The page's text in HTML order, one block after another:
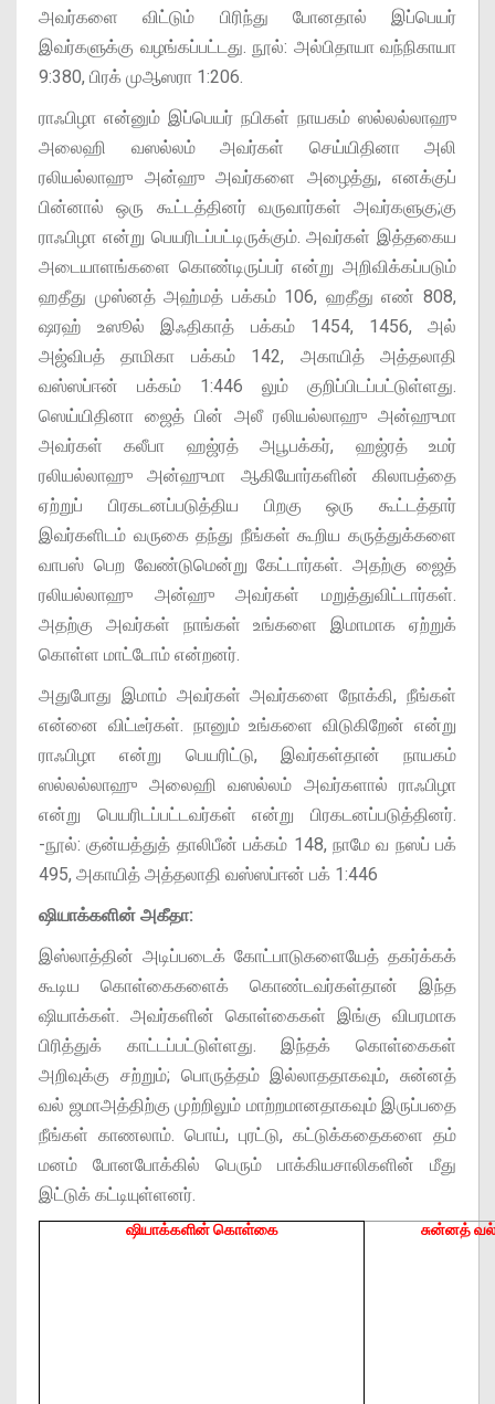
அவர்களை விட்டும் பிரிந்து போனதால் இப்பெயர்
இவர்களுக்கு வழங்கப்பட்டது. நூல்: அல்பிதாயா வந்நிகாயா
9:380, பிரக் முஆஸரா 1:206.
ராஃபிழா என்னும் இப்பெயர் நபிகள் நாயகம் ஸல்லல்லாஹு
அலைஹி வஸல்லம் அவர்கள் செய்யிதினா அலி
ரலியல்லாஹு அன்ஹு அவர்களை அழைத்து, எனக்குப்
பின்னால் ஒரு கூட்டத்தினர் வருவார்கள் அவர்களுகு;கு
ராஃபிழா என்று பெயரிடப்பட்டிருக்கும். அவர்கள் இத்தகைய
அடையாளங்களை கொண்டிருப்பர் என்று அறிவிக்கப்படும்
ஹதீது முஸ்னத் அஹ்மத் பக்கம் 106, ஹதீது எண் 808,
ஷரஹ் உஸூல் இஃதிகாத் பக்கம் 1454, 1456, அல்
அஜ்விபத் தாமிகா பக்கம் 142, அகாயித் அத்தலாதி
வஸ்ஸப்ஈன் பக்கம் 1:446 லும் குறிப்பிடப்பட்டுள்ளது.
ஸெய்யிதினா ஜைத் பின் அலீ ரலியல்லாஹு அன்ஹுமா
அவர்கள் கலீபா ஹஜ்ரத் அபூபக்கர், ஹஜ்ரத் உமர்
ரலியல்லாஹு அன்ஹுமா ஆகியோர்களின் கிலாபத்தை
ஏற்றுப் பிரகடனப்படுத்திய பிறகு ஒரு கூட்டத்தார்
இவர்களிடம் வருகை தந்து நீங்கள் கூறிய கருத்துக்களை
வாபஸ் பெற வேண்டுமென்று கேட்டார்கள். அதற்கு ஜைத்
ரலியல்லாஹு அன்ஹு அவர்கள் மறுத்துவிட்டார்கள்.
அதற்கு அவர்கள் நாங்கள் உங்களை இமாமாக ஏற்றுக்
கொள்ள மாட்டோம் என்றனர்.
அதுபோது இமாம் அவர்கள் அவர்களை நோக்கி, நீங்கள்
என்னை விட்டீர்கள். நானும் உங்களை விடுகிறேன் என்று
ராஃபிழா என்று பெயரிட்டு, இவர்கள்தான் நாயகம்
ஸல்லல்லாஹு அலைஹி வஸல்லம் அவர்களால் ராஃபிழா
என்று பெயரிடப்பட்டவர்கள் என்று பிரகடனப்படுத்தினர்.
-நூல்: குன்யத்துத் தாலிபீன் பக்கம் 148, நாமே வ நஸப் பக்
495, அகாயித் அத்தலாதி வஸ்ஸப்ஈன் பக் 1:446
ஷியாக்களின் அகீதா:
இஸ்லாத்தின் அடிப்படைக் கோட்பாடுகளையேத் தகர்க்கக்
கூடிய கொள்கைகளைக் கொண்டவர்கள்தான் இந்த
ஷியாக்கள். அவர்களின் கொள்கைகள் இங்கு விபரமாக
பிரித்துக் காட்டப்பட்டுள்ளது. இந்தக் கொள்கைகள்
அறிவுக்கு சற்றும்; பொருத்தம் இல்லாததாகவும், சுன்னத்
வல் ஜமாஅத்திற்கு முற்றிலும் மாற்றமானதாகவும் இருப்பதை
நீங்கள் காணலாம். பொய், புரட்டு, கட்டுக்கதைகளை தம்
மனம் போனபோக்கில் பெரும் பாக்கியசாலிகளின் மீது
இட்டுக் கட்டியுள்ளனர்.
ஷியாக்களின் கொள்கை சுன்னத்